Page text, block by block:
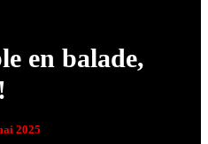
en balade,
2025